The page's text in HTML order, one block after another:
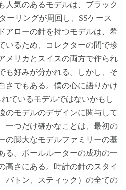
人気のあるモデルは、ブラック
ーリングが周回し、SSケース
アローの針を持つモデルは、希
いるため、コレクターの間で珍
メリカとスイスの両方で作られ
も好みが分かれる。しかし、そ
さでもある。僕の心に語りかけ
ているモデルではないかもし
のモデルのデザインに関与して
一つだけ確かなことは、最初の
の膨大なモデルファミリーの基
る。ポールルーターの成功の一
高さにある。時計の針のスタイ
バトン、スティック）の全ての